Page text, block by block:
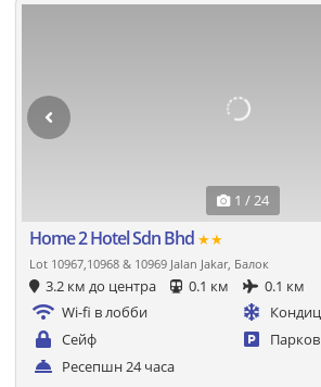
1 / 24
Home 2 Hotel Sdn Bhd ★★
Lot 10967,10968 & 10969 Jalan Jakar, Балок
3.2 км до центра 0.1 км
0.1 км
Wi-fi в лобби
Сейф
Ресепшн 24 часа